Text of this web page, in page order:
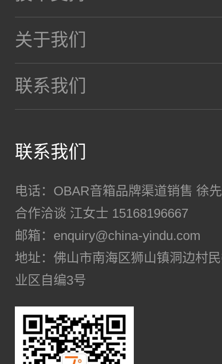
关于我们
联系我们
联系我们
电话：OBAR音箱品牌渠道销售 徐
合作洽谈 江女士 15168196667
邮箱：enquiry@china-yindu.com
地址：佛山市南海区狮山镇洞边村
业区自编3号